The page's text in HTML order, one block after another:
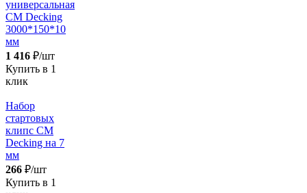
универсальная
CM Decking
3000*150*10
мм
1 416 ₽/шт
Купить в 1
клик
Набор
стартовых
клипс CM
Decking на 7
мм
266 ₽/шт
Купить в 1